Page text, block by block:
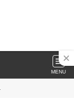
MENU